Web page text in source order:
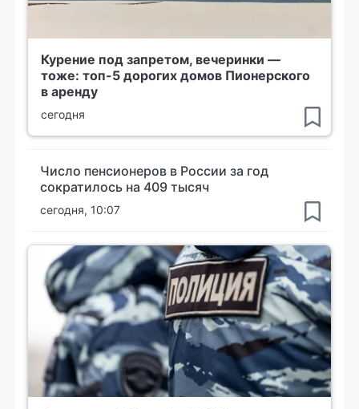
Курение под запретом, вечеринки —
тоже: топ-5 дорогих домов Пионерского
в аренду
сегодня
Число пенсионеров в России за год
сократилось на 409 тысяч
сегодня, 10:07